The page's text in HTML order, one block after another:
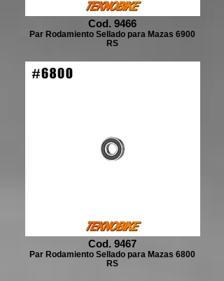
Cod. 9466
Par Rodamiento Sellado para Mazas 6900
RS
Cod. 9467
Par Rodamiento Sellado para Mazas 6800
RS